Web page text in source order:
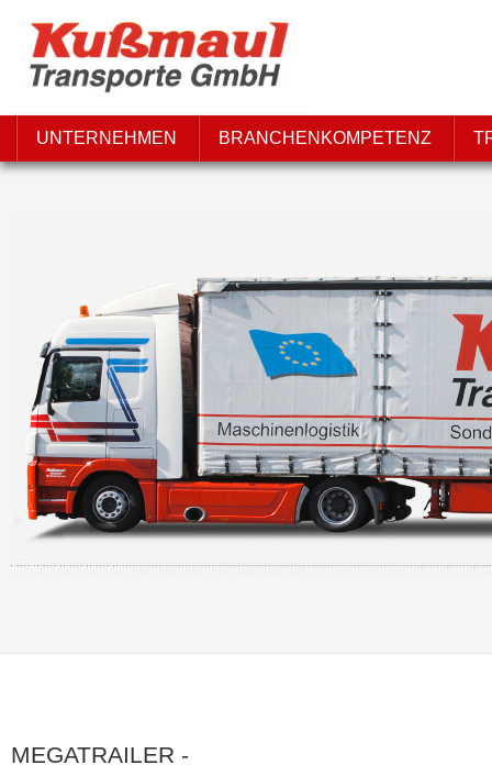
UNTERNEHMEN BRANCHENKOMPETENZ
MEGATRAILER -